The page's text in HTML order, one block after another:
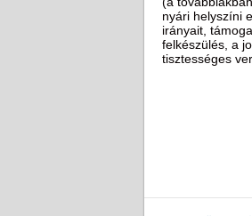
nyári helyszíni
irányait,
felkészülés, a
tisztességes